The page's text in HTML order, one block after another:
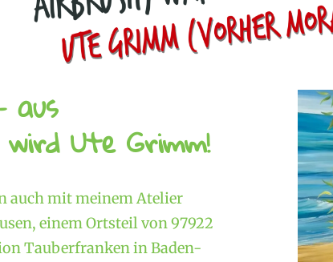
aus
Ute Grimm!
auch mit meinem Atelier
einem Ortsteil von 97922
Tauberfranken in Baden-